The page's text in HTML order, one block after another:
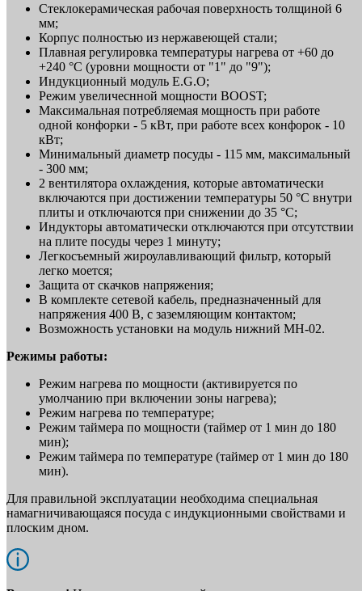
Стеклокерамическая рабочая поверхность толщиной 6
мм;
Корпус полностью из нержавеющей стали;
Плавная регулировка температуры нагрева от +60 до
+240 °С (уровни мощности от "1" до "9");
Индукционный модуль E.G.O;
Режим увеличеснной мощности BOOST;
Максимальная потребляемая мощность при работе
одной конфорки - 5 кВт, при работе всех конфорок - 10
кВт;
Минимальный диаметр посуды - 115 мм, максимальный
- 300 мм;
2 вентилятора охлаждения, которые автоматически
включаются при достижении температуры 50 °С внутри
плиты и отключаются при снижении до 35 °С;
Индукторы автоматически отключаются при отсутствии
на плите посуды через 1 минуту;
Легкосъемный жироулавливающий фильтр, который
легко моется;
Защита от скачков напряжения;
В комплекте сетевой кабель, предназначенный для
напряжения 400 В, с заземляющим контактом;
Возможность установки на модуль нижний МН-02.
Режимы работы:
Режим нагрева по мощности (активируется по
умолчанию при включении зоны нагрева);
Режим нагрева по температуре;
Режим таймера по мощности (таймер от 1 мин до 180
мин);
Режим таймера по температуре (таймер от 1 мин до 180
мин).
Для правильной эксплуатации необходима специальная
намагничивающаяся посуда с индукционными свойствами и
плоским дном.